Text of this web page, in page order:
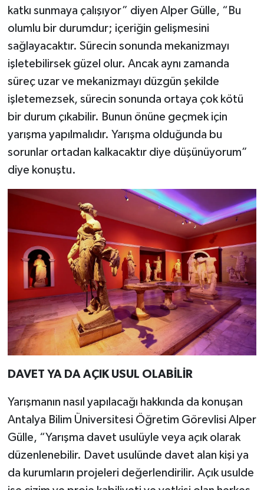
katkı sunmaya çalışıyor” diyen Alper Gülle, “Bu
olumlu bir durumdur; içeriğin gelişmesini
sağlayacaktır. Sürecin sonunda mekanizmayı
işletebilirsek güzel olur. Ancak aynı zamanda
süreç uzar ve mekanizmayı düzgün şekilde
işletemezsek, sürecin sonunda ortaya çok kötü
bir durum çıkabilir. Bunun önüne geçmek için
yarışma yapılmalıdır. Yarışma olduğunda bu
sorunlar ortadan kalkacaktır diye düşünüyorum”
diye konuştu.
DAVET YA DA AÇIK USUL OLABİLİR
Yarışmanın nasıl yapılacağı hakkında da konuşan
Antalya Bilim Üniversitesi Öğretim Görevlisi Alper
Gülle, “Yarışma davet usulüyle veya açık olarak
düzenlenebilir. Davet usulünde davet alan kişi ya
da kurumların projeleri değerlendirilir. Açık usulde